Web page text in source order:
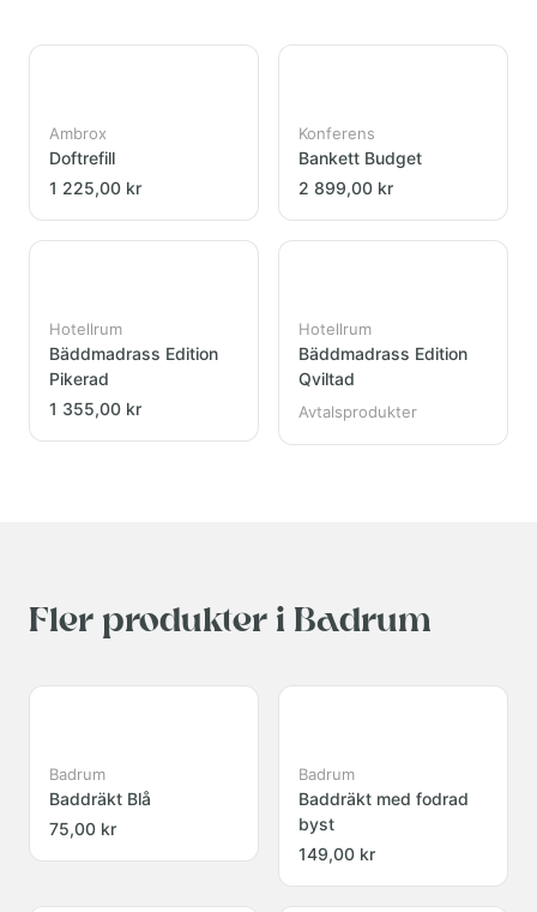
Ambrox
Doftrefill
1 225,00 kr
Konferens
Bankett Budget
2 899,00 kr
Hotellrum
Bäddmadrass Edition
Pikerad
1 355,00 kr
Hotellrum
Bäddmadrass Edition
Qviltad
Avtalsprodukter
Fler produkter i Badrum
Badrum
Baddräkt Blå
75,00 kr
Badrum
Baddräkt med fodrad
byst
149,00 kr